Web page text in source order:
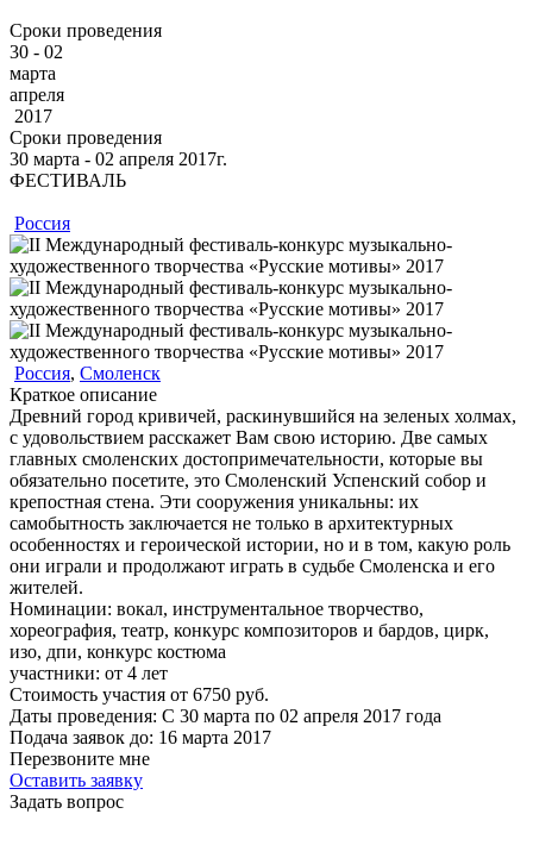
Сроки проведения
30 - 02
марта
апреля
2017
Сроки проведения
30 марта ‐ 02 апреля 2017г.
ФЕСТИВАЛЬ
Россия
Россия, Смоленск
Краткое описание
Древний город кривичей, раскинувшийся на зеленых холмах,
с удовольствием расскажет Вам свою историю. Две самых
главных смоленских достопримечательности, которые вы
обязательно посетите, это Смоленский Успенский собор и
крепостная стена. Эти сооружения уникальны: их
самобытность заключается не только в архитектурных
особенностях и героической истории, но и в том, какую роль
они играли и продолжают играть в судьбе Смоленска и его
жителей.
Номинации: вокал, инструментальное творчество,
хореография, театр, конкурс композиторов и бардов, цирк,
изо, дпи, конкурс костюма
участники: от 4 лет
Стоимость участия от 6750 руб.
Даты проведения: С 30 марта по 02 апреля 2017 года
Подача заявок до: 16 марта 2017
Перезвоните мне
Оставить заявку
Задать вопрос